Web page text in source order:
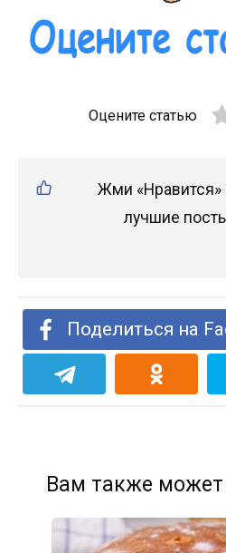
Оцените статью
Жми «Нравится»
лучшие
Поделиться на
Вам также может